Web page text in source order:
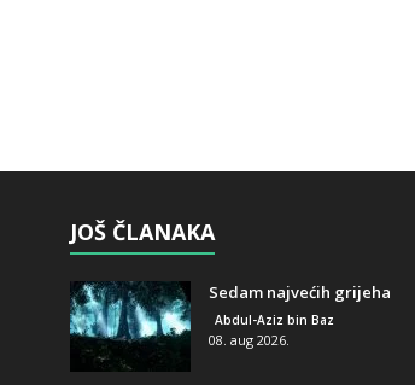
JOŠ ČLANAKA
Sedam najvećih grijeha
Abdul-Aziz bin Baz
08. aug 2026.